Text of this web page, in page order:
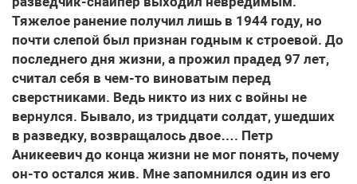
Тяжелое ранение получил лишь в 1944 году, но
почти слепой был признан годным к строевой. До
последнего дня жизни, а прожил прадед 97 лет,
считал себя в чем-то виноватым перед
сверстниками. Ведь никто из них с войны не
вернулся. Бывало, из тридцати солдат, ушедших
в разведку, возвращалось двое…. Петр
Аникеевич до конца жизни не мог понять, почему
он-то остался жив. Мне запомнился один из его